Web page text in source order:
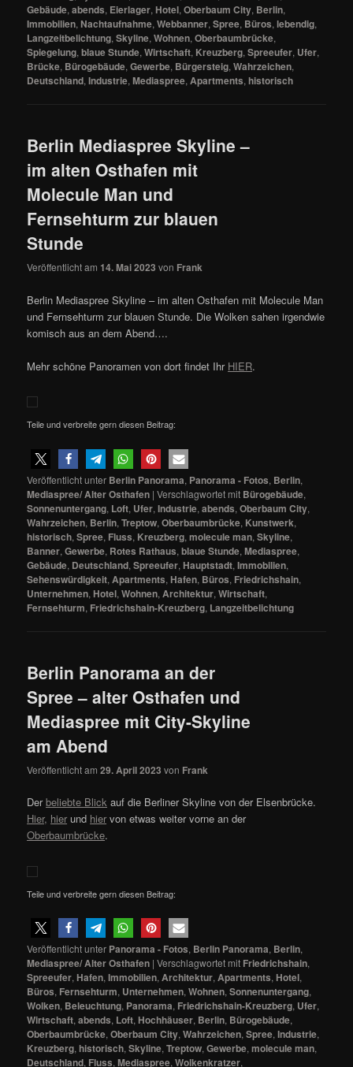
Gebäude,abends, Eierlager, Hotel,Oberbaum City, Berlin,
Immobilien, Nachtaufnahme,Webbanner,Spree, Büros,lebendig,
Langzeitbelichtung,Skyline,Wohnen,Oberbaumbrücke,
Spiegelung,blaue Stunde,Wirtschaft, Kreuzberg,Spreeufer, Ufer,
Brücke, Bürogebäude,Gewerbe, Bürgersteig,Wahrzeichen,
Deutschland,Industrie,Mediaspree, Apartments,historisch
Berlin Mediaspree Skyline –
im alten Osthafen mit
Molecule Man und
Fernsehturm zur blauen
Stunde
Veröffentlicht am 14. Mai 2023 von Frank
Berlin Mediaspree Skyline – im alten Osthafen mit Molecule Man
und Fernsehturm zur blauen Stunde. Die Wolken sahen irgendwie
komisch aus an dem Abend….
Mehr schöne Panoramen von dort findet Ihr HIER.
Teile und verbreite gern diesen Beitrag:
Veröffentlicht unter Berlin Panorama, Panorama - Fotos, Berlin,
Mediaspree/ Alter Osthafen |Verschlagwortet mit Bürogebäude,
Sonnenuntergang, Loft, Ufer,Industrie,abends,Oberbaum City,
Wahrzeichen, Berlin,Treptow,Oberbaumbrücke, Kunstwerk,
historisch,Spree, Fluss, Kreuzberg,molecule man,Skyline,
Banner,Gewerbe, Rotes Rathaus,blaue Stunde,Mediaspree,
Gebäude, Deutschland,Spreeufer, Hauptstadt,Immobilien,
Sehenswürdigkeit, Apartments, Hafen, Büros, Friedrichshain,
Unternehmen, Hotel,Wohnen, Architektur,Wirtschaft,
Fernsehturm, Friedrichshain-Kreuzberg, Langzeitbelichtung
Berlin Panorama an der
Spree – alter Osthafen und
Mediaspree mit City-Skyline
am Abend
Veröffentlicht am29. April 2023 von Frank
Derbeliebte Blick auf die Berliner Skyline von der Elsenbrücke.
Hier, hier und hier von etwas weiter vorne an der
Oberbaumbrücke.
Teile und verbreite gern diesen Beitrag:
Veröffentlicht unter Panorama - Fotos, Berlin Panorama, Berlin,
Mediaspree/ Alter Osthafen |Verschlagwortet mit Friedrichshain,
Spreeufer, Hafen,Immobilien,Architektur,Apartments, Hotel,
Büros, Fernsehturm, Unternehmen,Wohnen,Sonnenuntergang,
Wolken, Beleuchtung, Panorama, Friedrichshain-Kreuzberg, Ufer,
Wirtschaft,abends, Loft, Hochhäuser, Berlin, Bürogebäude,
Oberbaumbrücke,Oberbaum City,Wahrzeichen,Spree,Industrie,
Kreuzberg,historisch,Skyline,Treptow,Gewerbe,molecule man,
Deutschland, Fluss,Mediaspree,Wolkenkratzer,